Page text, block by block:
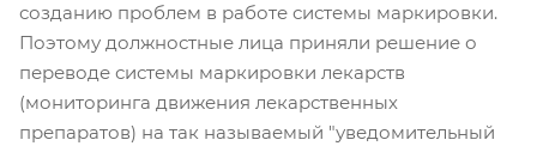
созданию проблем в работе системы маркировки.
Поэтому должностные лица приняли решение о
переводе системы маркировки лекарств
(мониторинга движения лекарственных
препаратов) на так называемый "уведомительный